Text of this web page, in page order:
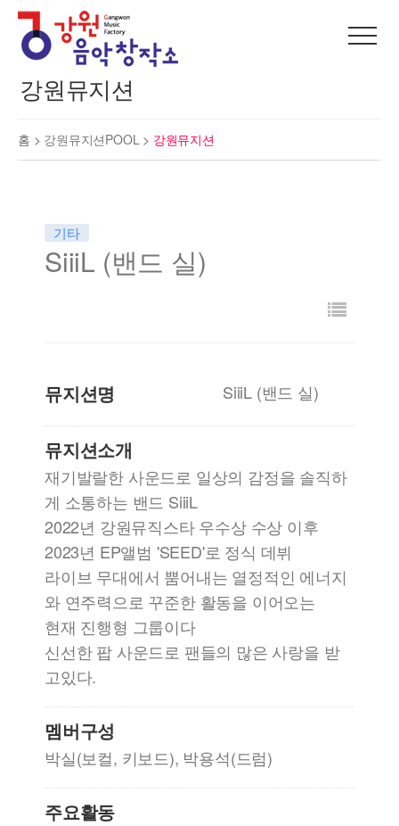
강원뮤지션
홈 > 강원뮤지션POOL > 강원뮤지션
기타
SiiiL (밴드 실)
뮤지션명 SiiiL (밴드 실)
뮤지션소개
재기발랄한 사운드로 일상의 감정을 솔직하
게 소통하는 밴드 SiiiL
2022년 강원뮤직스타 우수상 수상 이후
2023년 EP앨범 'SEED'로 정식 데뷔
라이브 무대에서 뿜어내는 열정적인 에너지
와 연주력으로 꾸준한 활동을 이어오는
현재 진행형 그룹이다
신선한 팝 사운드로 팬들의 많은 사랑을 받
고있다.
멤버구성
박실(보컬, 키보드), 박용석(드럼)
주요활동